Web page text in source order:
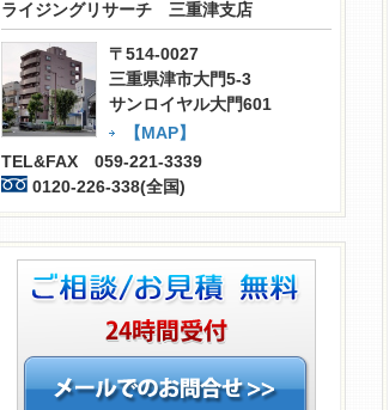
ライジングリサーチ 三重津支店
〒514-0027
三重県津市大門5-3
サンロイヤル大門601
【MAP】
TEL&FAX 059-221-3339
0120-226-338(全国)